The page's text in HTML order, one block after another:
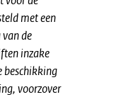
met een
de
inzake
beschikking
voorzover